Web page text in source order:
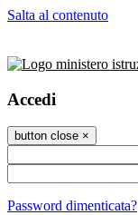
Salta al contenuto
Accedi
button close ×
Password dimenticata?